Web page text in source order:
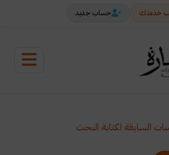
خدمتك حساب جديد
السابقة لكتابة البحث